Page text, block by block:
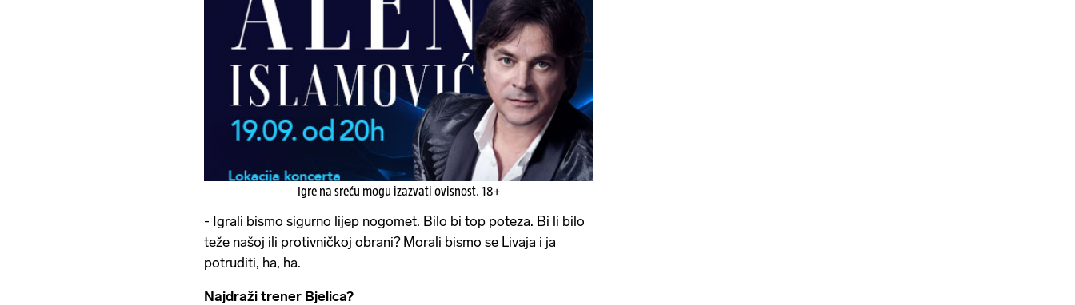
Igre na sreću mogu izazvati ovisnost. 18+
- Igrali bismo sigurno lijep nogomet. Bilo bi top poteza. Bi li bilo
teže našoj ili protivničkoj obrani? Morali bismo se Livaja i ja
potruditi, ha, ha.
Najdraži trener Bjelica?